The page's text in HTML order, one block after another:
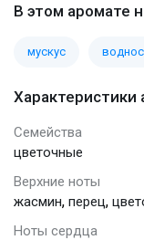
В этом аромате
мускус
Характеристики
Семейства
цветочные
Верхние ноты
жасмин, перец,
Ноты сердца